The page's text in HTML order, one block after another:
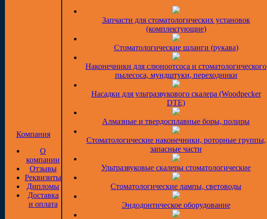
Компания
О
компании
Отзывы
Реквизиты
Дипломы
Доставка
и оплата
Запчасти для стоматологических установок
(комплектующие)
Стоматологические шланги (рукава)
Наконечники для слюноотсоса и стоматологического
пылесоса, мундштуки, переходники
Насадки для ультразвукового скалера (Woodpecker
DTE)
Алмазные и твердосплавные боры, полиры
Стоматологические наконечники, роторные группы,
запасные части
Ультразвуковые скалеры стоматологические
Стоматологические лампы, световоды
Эндодонтическое оборудование